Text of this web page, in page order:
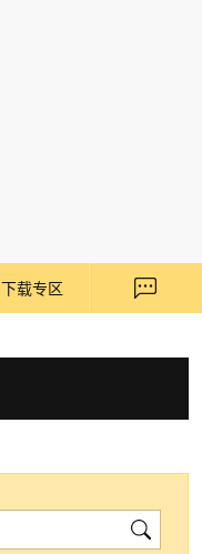
下载专区 联系我
Search